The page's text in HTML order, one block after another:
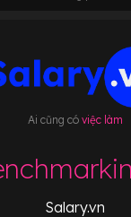
Ai cũng cóviệc làm
Salary.vn